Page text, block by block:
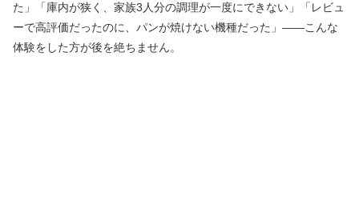
た」「庫内が狭く、家族3人分の調理が一度にできない」「レビュ
ーで高評価だったのに、パンが焼けない機種だった」——こんな
体験をした方が後を絶ちません。